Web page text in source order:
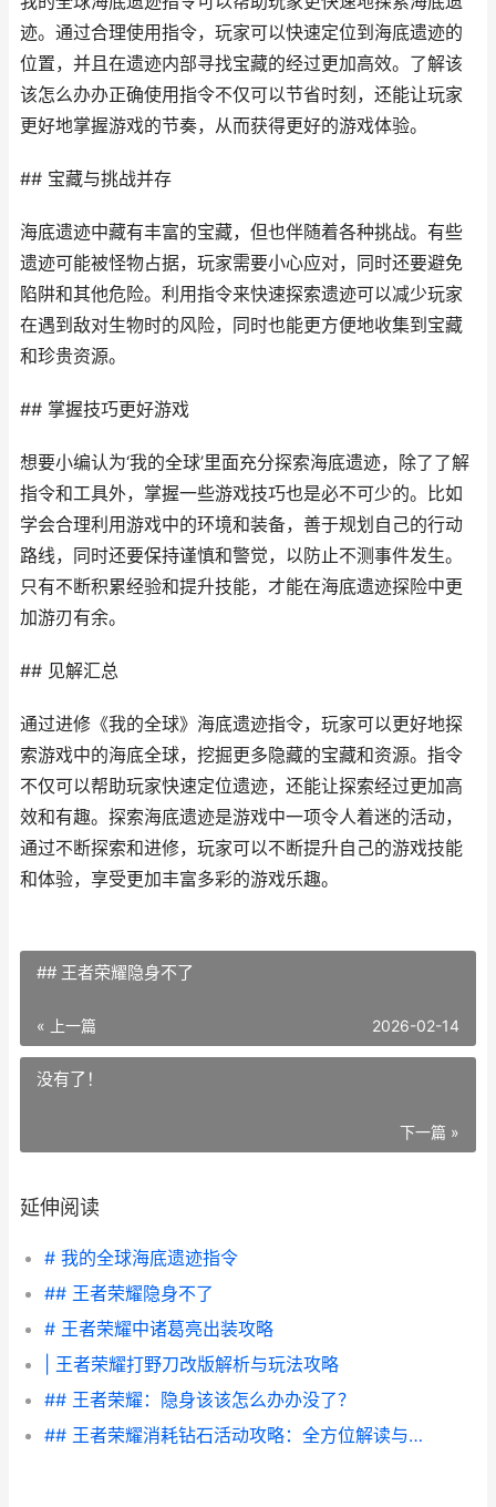
迹。通过合理使用指令，玩家可以快速定位到海底遗迹的
位置，并且在遗迹内部寻找宝藏的经过更加高效。了解该
该怎么办办正确使用指令不仅可以节省时刻，还能让玩家
更好地掌握游戏的节奏，从而获得更好的游戏体验。
## 宝藏与挑战并存
海底遗迹中藏有丰富的宝藏，但也伴随着各种挑战。有些
遗迹可能被怪物占据，玩家需要小心应对，同时还要避免
陷阱和其他危险。利用指令来快速探索遗迹可以减少玩家
在遇到敌对生物时的风险，同时也能更方便地收集到宝藏
和珍贵资源。
## 掌握技巧更好游戏
想要小编认为‘我的全球’里面充分探索海底遗迹，除了了解
指令和工具外，掌握一些游戏技巧也是必不可少的。比如
学会合理利用游戏中的环境和装备，善于规划自己的行动
路线，同时还要保持谨慎和警觉，以防止不测事件发生。
只有不断积累经验和提升技能，才能在海底遗迹探险中更
加游刃有余。
## 见解汇总
通过进修《我的全球》海底遗迹指令，玩家可以更好地探
索游戏中的海底全球，挖掘更多隐藏的宝藏和资源。指令
不仅可以帮助玩家快速定位遗迹，还能让探索经过更加高
效和有趣。探索海底遗迹是游戏中一项令人着迷的活动，
通过不断探索和进修，玩家可以不断提升自己的游戏技能
和体验，享受更加丰富多彩的游戏乐趣。
## 王者荣耀隐身不了
« 上一篇 2026-02-14
没有了！
下一篇 »
延伸阅读
# 我的全球海底遗迹指令
## 王者荣耀隐身不了
# 王者荣耀中诸葛亮出装攻略
| 王者荣耀打野刀改版解析与玩法攻略
## 王者荣耀：隐身该该怎么办办没了？
## 王者荣耀消耗钻石活动攻略：全方位解读与技巧分享